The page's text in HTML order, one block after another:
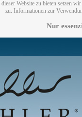
Website zu bieten setzen
zu. Informationen zur
Nur